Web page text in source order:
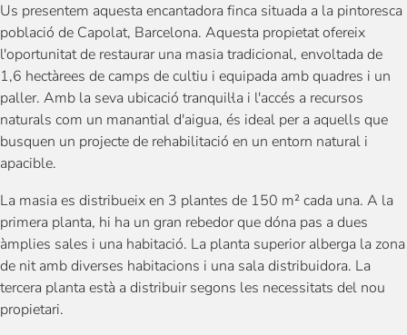
Us presentem aquesta encantadora finca situada a la pintoresca
població de Capolat, Barcelona. Aquesta propietat ofereix
l'oportunitat de restaurar una masia tradicional, envoltada de
1,6 hectàrees de camps de cultiu i equipada amb quadres i un
paller. Amb la seva ubicació tranquil·la i l'accés a recursos
naturals com un manantial d'aigua, és ideal per a aquells que
busquen un projecte de rehabilitació en un entorn natural i
apacible.
La masia es distribueix en 3 plantes de 150 m² cada una. A la
primera planta, hi ha un gran rebedor que dóna pas a dues
àmplies sales i una habitació. La planta superior alberga la zona
de nit amb diverses habitacions i una sala distribuidora. La
tercera planta està a distribuir segons les necessitats del nou
propietari.